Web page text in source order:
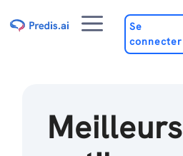
au
Menu
Se
connecter
Meilleurs